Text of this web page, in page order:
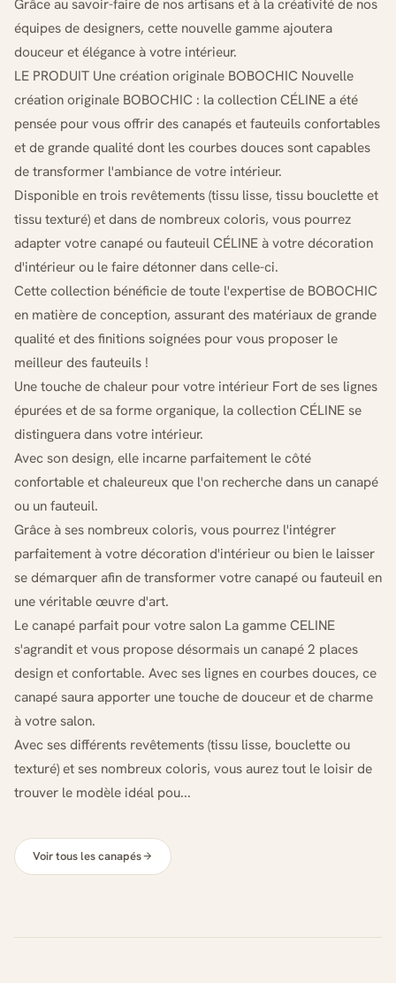
équipes de designers, cette nouvelle gamme ajoutera
douceur et élégance à votre intérieur.
LE PRODUIT Une création originale BOBOCHIC Nouvelle
création originale BOBOCHIC : la collection CÉLINE a été
pensée pour vous offrir des canapés et fauteuils confortables
et de grande qualité dont les courbes douces sont capables
de transformer l'ambiance de votre intérieur.
Disponible en trois revêtements (tissu lisse, tissu bouclette et
tissu texturé) et dans de nombreux coloris, vous pourrez
adapter votre canapé ou fauteuil CÉLINE à votre décoration
d'intérieur ou le faire détonner dans celle-ci.
Cette collection bénéficie de toute l'expertise de BOBOCHIC
en matière de conception, assurant des matériaux de grande
qualité et des finitions soignées pour vous proposer le
meilleur des fauteuils !
Une touche de chaleur pour votre intérieur Fort de ses lignes
épurées et de sa forme organique, la collection CÉLINE se
distinguera dans votre intérieur.
Avec son design, elle incarne parfaitement le côté
confortable et chaleureux que l'on recherche dans un canapé
ou un fauteuil.
Grâce à ses nombreux coloris, vous pourrez l'intégrer
parfaitement à votre décoration d'intérieur ou bien le laisser
se démarquer afin de transformer votre canapé ou fauteuil en
une véritable œuvre d'art.
Le canapé parfait pour votre salon La gamme CELINE
s'agrandit et vous propose désormais un canapé 2 places
design et confortable. Avec ses lignes en courbes douces, ce
canapé saura apporter une touche de douceur et de charme
à votre salon.
Avec ses différents revêtements (tissu lisse, bouclette ou
texturé) et ses nombreux coloris, vous aurez tout le loisir de
trouver le modèle idéal pou...
Voir tous les canapés